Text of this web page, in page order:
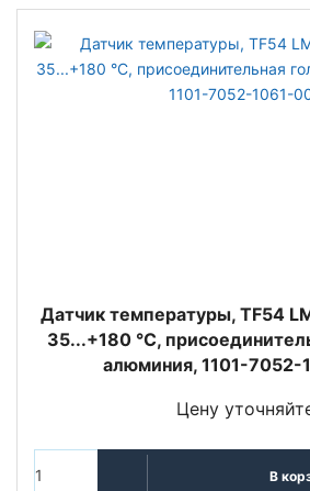
Датчик температуры, TF54
35...+180 °C,
алюминия, 1101-7052-
Цену
В